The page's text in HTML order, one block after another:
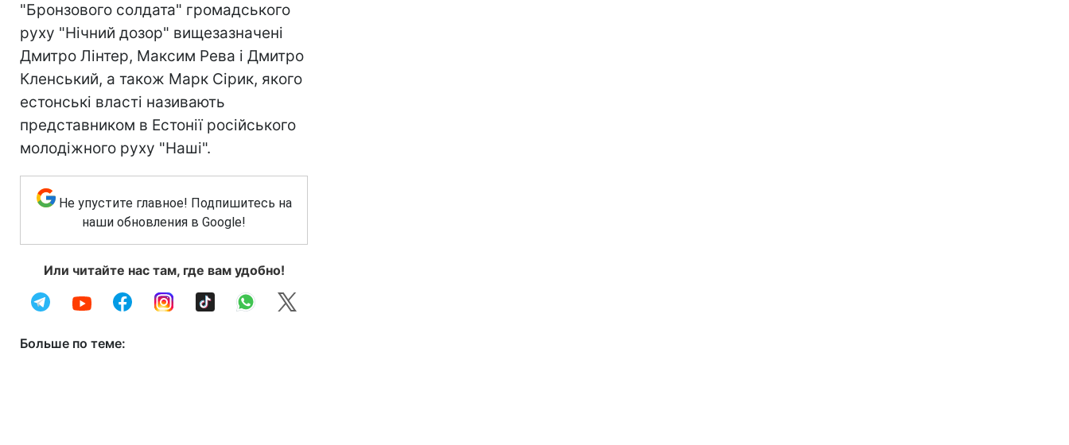
"Бронзового солдата" громадського
руху "Нічний дозор" вищезазначені
Дмитро Лінтер, Максим Рева і Дмитро
Кленський, а також Марк Сірик, якого
естонські власті називають
представником в Естонії російського
молодіжного руху "Наші".
Не упустите главное! Подпишитесь на
наши обновления в Google!
Или читайте нас там, где вам удобно!
Больше по теме: